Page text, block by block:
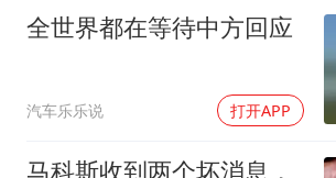
全世界都在等待中方回应
汽车乐乐说 打开APP
马科斯收到两个坏消息，